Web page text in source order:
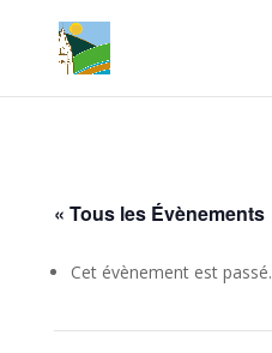
« Tous les Évènements
Cet évènement est passé.